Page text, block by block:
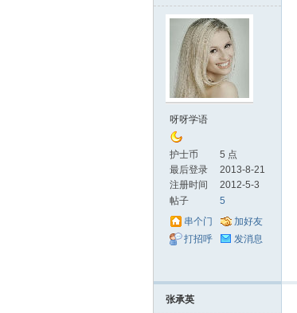
呀呀学语
护士币
5 点
最后登录
2013-8-21
注册时间
2012-5-3
帖子
5
串个门
加好友
打招呼
发消息
张承英